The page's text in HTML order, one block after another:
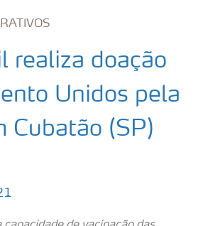
realiza doação
Unidos pela
Cubatão (SP)